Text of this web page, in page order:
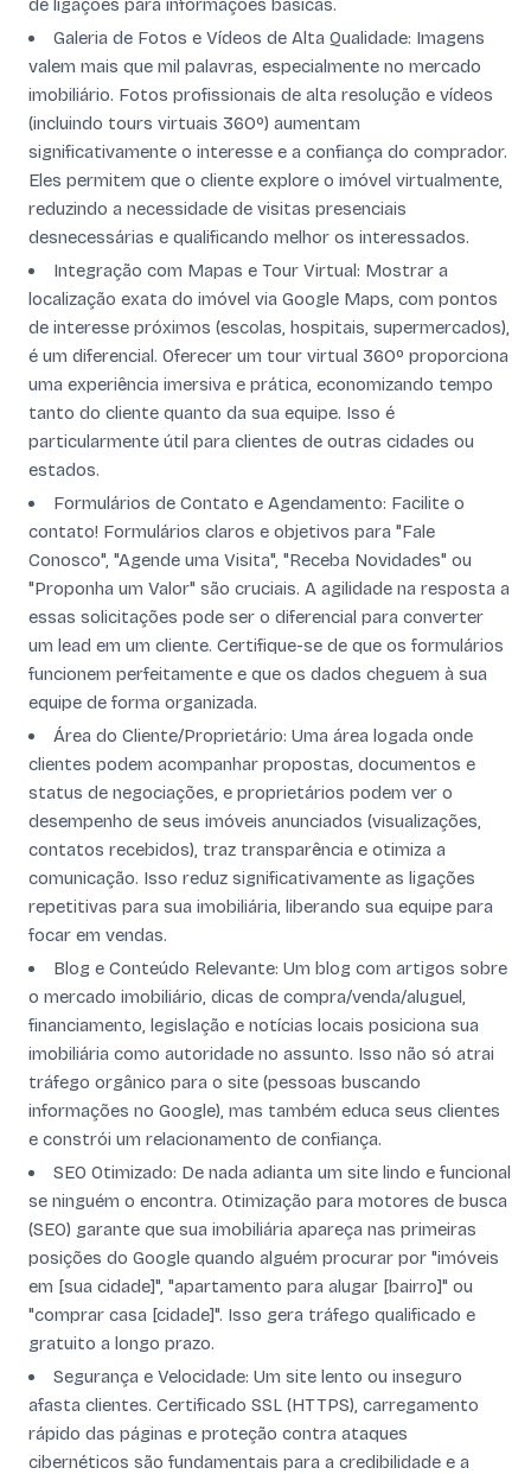
de ligações para informações básicas.
Galeria de Fotos e Vídeos de Alta Qualidade: Imagens
valem mais que mil palavras, especialmente no mercado
imobiliário. Fotos profissionais de alta resolução e vídeos
(incluindo tours virtuais 360º) aumentam
significativamente o interesse e a confiança do comprador.
Eles permitem que o cliente explore o imóvel virtualmente,
reduzindo a necessidade de visitas presenciais
desnecessárias e qualificando melhor os interessados.
Integração com Mapas e Tour Virtual: Mostrar a
localização exata do imóvel via Google Maps, com pontos
de interesse próximos (escolas, hospitais, supermercados),
é um diferencial. Oferecer um tour virtual 360º proporciona
uma experiência imersiva e prática, economizando tempo
tanto do cliente quanto da sua equipe. Isso é
particularmente útil para clientes de outras cidades ou
estados.
Formulários de Contato e Agendamento: Facilite o
contato! Formulários claros e objetivos para "Fale
Conosco", "Agende uma Visita", "Receba Novidades" ou
"Proponha um Valor" são cruciais. A agilidade na resposta a
essas solicitações pode ser o diferencial para converter
um lead em um cliente. Certifique-se de que os formulários
funcionem perfeitamente e que os dados cheguem à sua
equipe de forma organizada.
Área do Cliente/Proprietário: Uma área logada onde
clientes podem acompanhar propostas, documentos e
status de negociações, e proprietários podem ver o
desempenho de seus imóveis anunciados (visualizações,
contatos recebidos), traz transparência e otimiza a
comunicação. Isso reduz significativamente as ligações
repetitivas para sua imobiliária, liberando sua equipe para
focar em vendas.
Blog e Conteúdo Relevante: Um blog com artigos sobre
o mercado imobiliário, dicas de compra/venda/aluguel,
financiamento, legislação e notícias locais posiciona sua
imobiliária como autoridade no assunto. Isso não só atrai
tráfego orgânico para o site (pessoas buscando
informações no Google), mas também educa seus clientes
e constrói um relacionamento de confiança.
SEO Otimizado: De nada adianta um site lindo e funcional
se ninguém o encontra. Otimização para motores de busca
(SEO) garante que sua imobiliária apareça nas primeiras
posições do Google quando alguém procurar por "imóveis
em [sua cidade]", "apartamento para alugar [bairro]" ou
"comprar casa [cidade]". Isso gera tráfego qualificado e
gratuito a longo prazo.
Segurança e Velocidade: Um site lento ou inseguro
afasta clientes. Certificado SSL (HTTPS), carregamento
rápido das páginas e proteção contra ataques
cibernéticos são fundamentais para a credibilidade e a